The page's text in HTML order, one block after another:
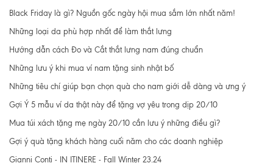
Black Friday là gì? Nguồn gốc ngày hội mua sắm lớn nhất năm!
Những loại da phù hợp nhất để làm thắt lưng
Hướng dẫn cách Đo và Cắt thắt lưng nam đúng chuẩn
Những lưu ý khi mua ví nam tặng sinh nhật bố
Những tiêu chí giúp bạn chọn quà cho nam giới dễ dàng và ưng ý
Gợi Ý 5 mẫu ví da thật này để tặng vợ yêu trong dịp 20/10
Mua túi xách tặng mẹ ngày 20/10 cần lưu ý những điều gì?
Gợi ý quà tặng khách hàng cuối năm cho các doanh nghiệp
Gianni Conti - IN ITINERE - Fall Winter 23.24